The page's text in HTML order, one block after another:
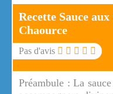
Recette Sauce
Chaource
Pas d'avis
Préambule : La